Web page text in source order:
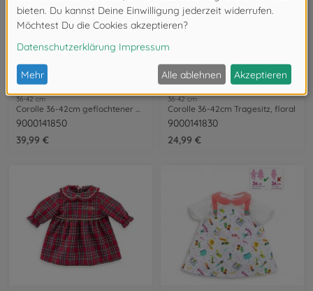
36-42 cm
Corolle 36-42cm geflochtener Korb
9000141850
39,99 €
36-42 cm
Corolle 36-42cm Tragesitz, floral
9000141830
24,99 €